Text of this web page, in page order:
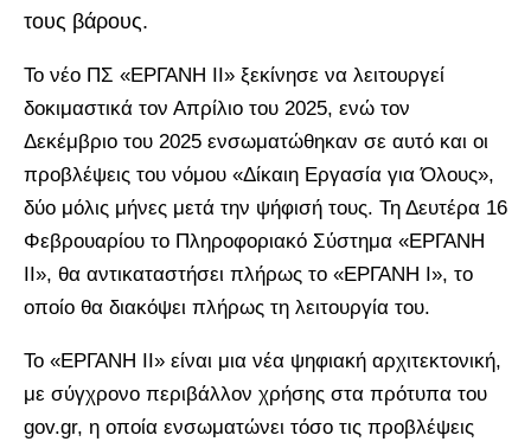
τους βάρους.
Το νέο ΠΣ «ΕΡΓΑΝΗ ΙΙ» ξεκίνησε να λειτουργεί
δοκιμαστικά τον Απρίλιο του 2025, ενώ τον
Δεκέμβριο του 2025 ενσωματώθηκαν σε αυτό και οι
προβλέψεις του νόμου «Δίκαιη Εργασία για Όλους»,
δύο μόλις μήνες μετά την ψήφισή τους. Τη Δευτέρα 16
Φεβρουαρίου το Πληροφοριακό Σύστημα «ΕΡΓΑΝΗ
ΙΙ», θα αντικαταστήσει πλήρως το «ΕΡΓΑΝΗ Ι», το
οποίο θα διακόψει πλήρως τη λειτουργία του.
Το «ΕΡΓΑΝΗ ΙΙ» είναι μια νέα ψηφιακή αρχιτεκτονική,
με σύγχρονο περιβάλλον χρήσης στα πρότυπα του
gov.gr, η οποία ενσωματώνει τόσο τις προβλέψεις